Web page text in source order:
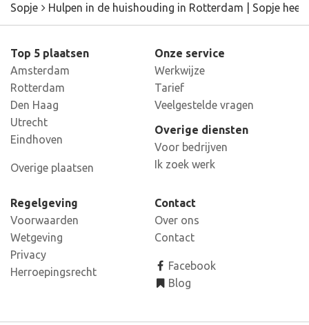
Sopje Hulpen in de huishouding in Rotterdam | Sopje
Top 5 plaatsen
Amsterdam
Rotterdam
Den Haag
Utrecht
Eindhoven
Overige plaatsen
Onze service
Werkwijze
Tarief
Veelgestelde vragen
Overige diensten
Voor bedrijven
Ik zoek werk
Regelgeving
Voorwaarden
Wetgeving
Privacy
Herroepingsrecht
Contact
Over ons
Contact
Facebook
Blog